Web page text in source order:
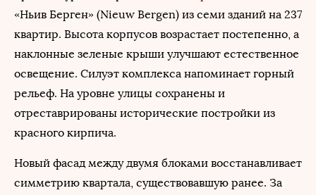
«Ньив Берген» (Nieuw Bergen) из семи зданий на 237
квартир. Высота корпусов возрастает постепенно, а
наклонные зеленые крыши улучшают естественное
освещение. Силуэт комплекса напоминает горный
рельеф. На уровне улицы сохранены и
отреставрированы исторические постройки из
красного кирпича.
Новый фасад между двумя блоками восстанавливает
симметрию квартала, существовавшую ранее. За